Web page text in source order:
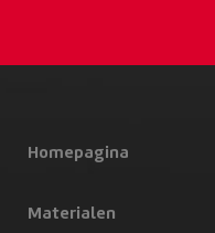
Homepagina
Materialen